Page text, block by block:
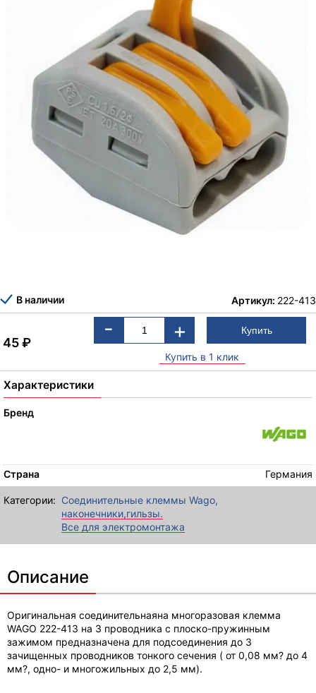
В наличии Артикул: 222-413
45₽
- +
Купить в 1 клик
Характеристики
Бренд
Страна Германия
Категории: Соединительные клеммы Wago,
наконечники,гильзы.
Все для электромонтажа
Описание
Оригинальная соединительнаяна многоразовая клемма
WAGO 222-413 на 3 проводника с плоско-пружинным
зажимом предназначена для подсоединения до 3
зачищенных проводников тонкого сечения ( от 0,08 мм? до 4
мм?, одно- и многожильных до 2,5 мм).